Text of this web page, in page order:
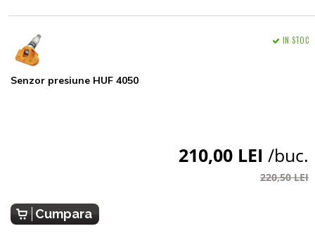
Senzor presiune HUF 4050
IN STOC
210,00 LEI /buc.
220,50 LEI
Cumpara